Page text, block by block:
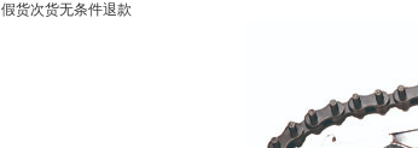
假货次货无条件退款